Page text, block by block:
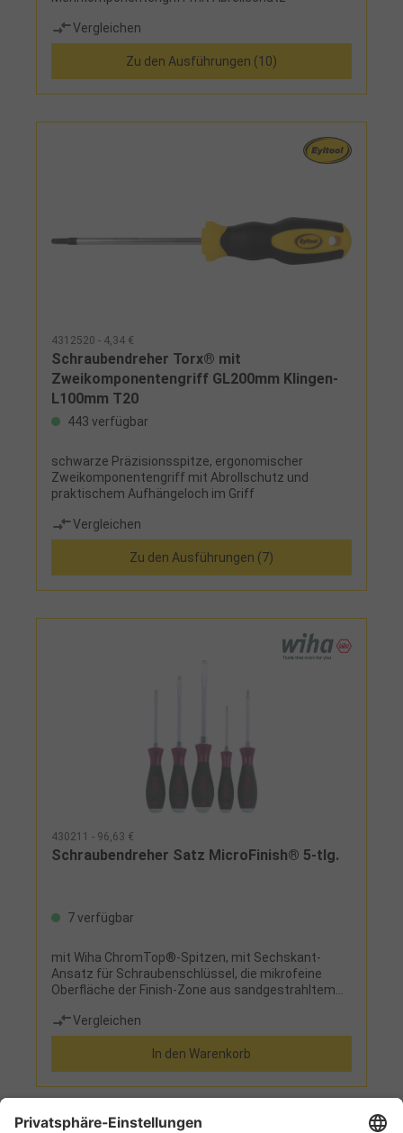
Vergleichen
Zu den Ausführungen (10)
4312520 - 4,34 €
Schraubendreher Torx® mit
Zweikomponentengriff GL200mm Klingen-
L100mm T20
443 verfügbar
schwarze Präzisionsspitze, ergonomischer
Zweikomponentengriff mit Abrollschutz und
praktischem Aufhängeloch im Griff
Vergleichen
Zu den Ausführungen (7)
430211 - 96,63 €
Schraubendreher Satz MicroFinish® 5-tlg.
7 verfügbar
mit Wiha ChromTop®-Spitzen, mit Sechskant-
Ansatz für Schraubenschlüssel, die mikrofeine
Oberfläche der Finish-Zone aus sandgestrahltem
Kraftübertragung und verhindert wirksam ein
Abrutschen selbst bei völlig öligen Händen,
Schlagausführung, durchgehend
gehärtetLieferumfang: 3 Schraubendreher Schlitz:
5,5 - 6,5 - 8 mm 2 Schraubendreher Phillips®: PH1 -
Vergleichen
In den Warenkorb